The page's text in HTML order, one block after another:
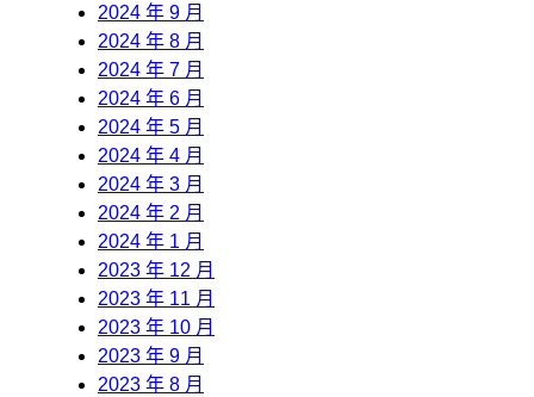
2024 年 9 月
2024 年 8 月
2024 年 7 月
2024 年 6 月
2024 年 5 月
2024 年 4 月
2024 年 3 月
2024 年 2 月
2024 年 1 月
2023 年 12 月
2023 年 11 月
2023 年 10 月
2023 年 9 月
2023 年 8 月